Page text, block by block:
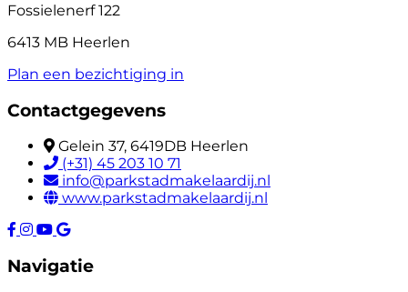
Fossielenerf 122
6413 MB Heerlen
Plan een bezichtiging in
Contactgegevens
Gelein 37, 6419DB Heerlen
(+31) 45 203 10 71
info@parkstadmakelaardij.nl
www.parkstadmakelaardij.nl
Navigatie